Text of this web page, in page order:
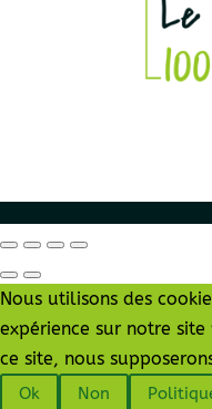
Nous utilisons des
expérience sur notre
ce site, nous
Ok Non